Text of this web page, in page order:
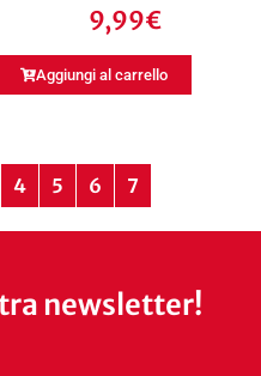
9,99€
Aggiungi al carrello
4 5 6 7
newsletter!